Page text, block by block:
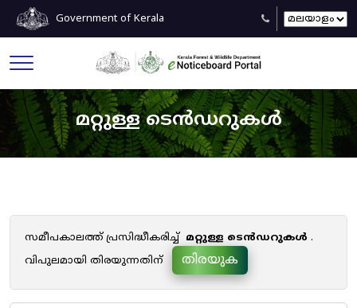
Government of Kerala
മറ്റുള്ള ടെൻഡറുകൾ
സമീപകാലത്ത് പ്രസിദ്ധീകരിച്ച് മറ്റുള്ള ടെൻഡറുകൾ .
വിപുലമായി തിരയുന്നതിന്
തിരയുക